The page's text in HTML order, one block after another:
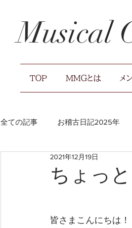
Musical
TOP MMGとは メ
全ての記事 お稽古日記2025年
お稽古日記2021年
ちょっ
2021年12月19日
皆さまこんにちは！